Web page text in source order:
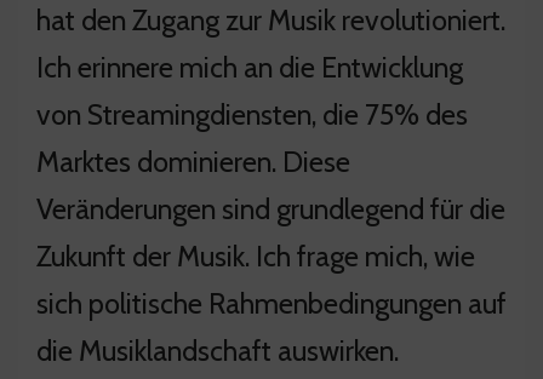
hat den Zugang zur Musik revolutioniert.
Ich erinnere mich an die Entwicklung
von Streamingdiensten, die 75% des
Marktes dominieren. Diese
Veränderungen sind grundlegend für die
Zukunft der Musik. Ich frage mich, wie
sich politische Rahmenbedingungen auf
die Musiklandschaft auswirken.